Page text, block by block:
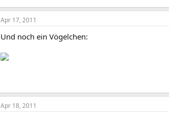
Apr 17, 2011
Und noch ein Vögelchen:
Apr 18, 2011